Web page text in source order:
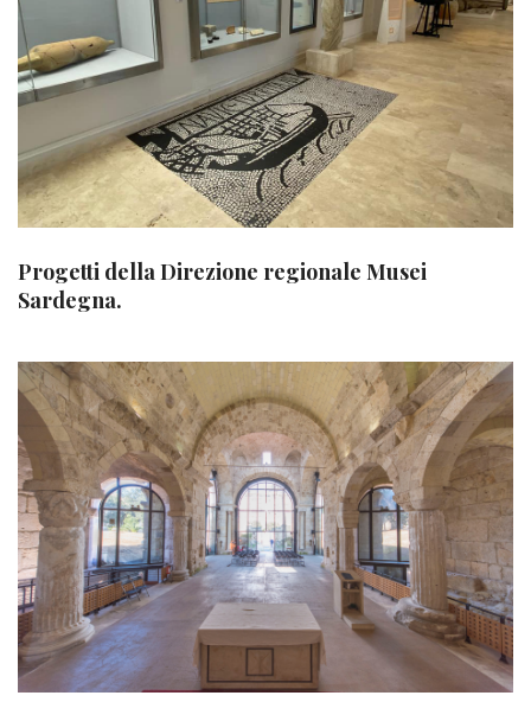
Progetti della Direzione regionale Musei
Sardegna.